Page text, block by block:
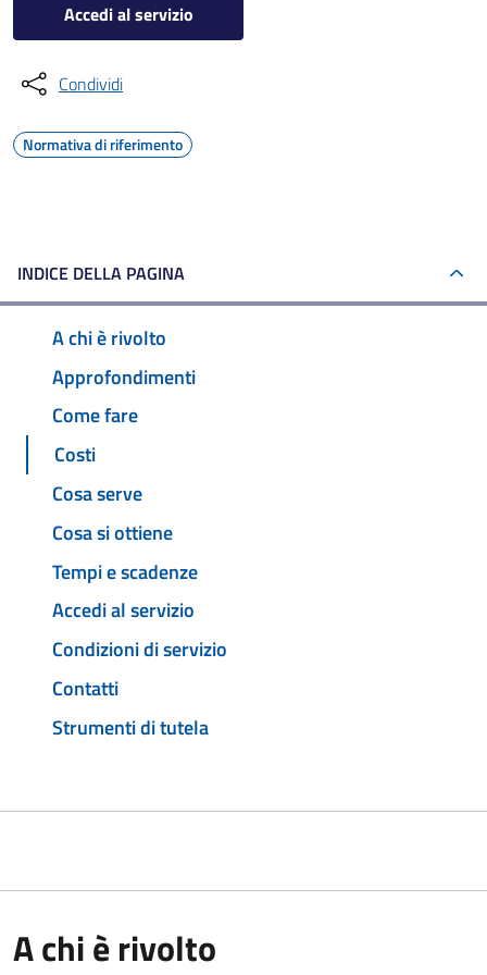
Accedi al servizio
Condividi
Normativa di riferimento
INDICE DELLA PAGINA
A chi è rivolto
Approfondimenti
Come fare
Costi
Cosa serve
Cosa si ottiene
Tempi e scadenze
Accedi al servizio
Condizioni di servizio
Contatti
Strumenti di tutela
A chi è rivolto